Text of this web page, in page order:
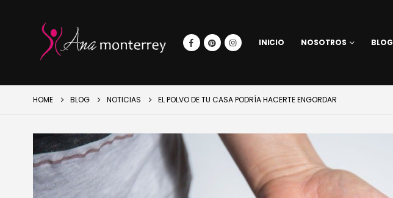
INICIO NOSOTROS BLOG
HOME BLOG NOTICIAS EL POLVO DE TU CASA PODRÍA HACERTE ENGORDAR